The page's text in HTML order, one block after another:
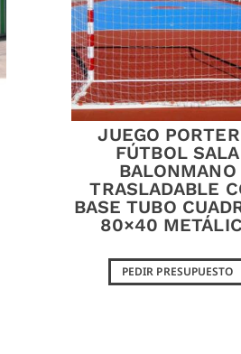
JUEGO
FÚTBOL SALA
BALONMANO
TRASLADABLE
BASE TUBO
80×40
PEDIR PRESUPUESTO